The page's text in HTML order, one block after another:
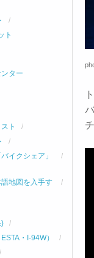
ト
ター
ト
イクシェア」
地図を入手す
)
・I-94W）